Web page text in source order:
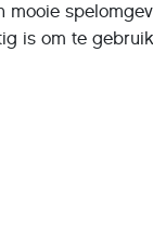
mooie
is om te